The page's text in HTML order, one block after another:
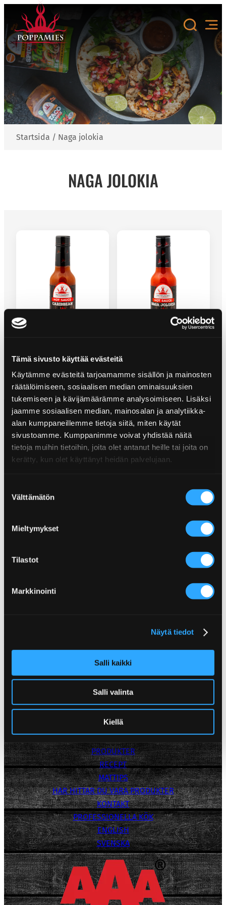
Tämä sivusto käyttää evästeitä
Käytämme evästeitä tarjoamamme sisällön ja mainosten
räätälöimiseen, sosiaalisen median ominaisuuksien
tukemiseen ja kävijämäärämme analysoimiseen. Lisäksi
jaamme sosiaalisen median, mainosalan ja analytiikka-
alan kumppaneillemme tietoja siitä, miten käytät
sivustoamme. Kumppanimme voivat yhdistää näitä
tietoja muihin tietoihin, joita olet antanut heille tai joita on
kerätty, kun olet käyttänyt heidän palvelujaan.
valinta
Välttämätön
Mieltymykset
Tilastot
Markkinointi
Näytä tiedot
Salli kaikki
Salli valinta
Kiellä
innehåll
Startsida / Naga jolokia
NAGA JOLOKIA
asiakaspalvelu(at)poppamies.fi
Internationell försäljning
Marisa Ryökäs
+358 50 473 1277
Media Bank
Integritetspolicy
POPPAMIES
PRODUKTER
RECEPT
MATTIPS
HAR HITTAR DU VARA PRODUKTER
KONTAKT
PROFESSIONELLA KÖK
ENGLISH
SVENSKA